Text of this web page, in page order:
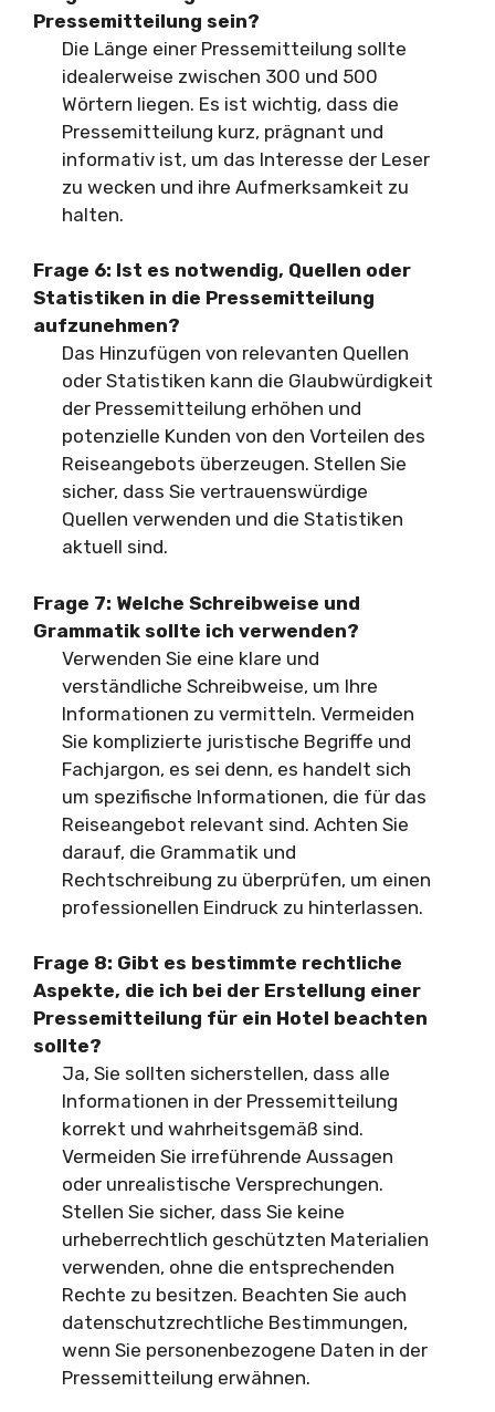
Pressemitteilung sein?
Die Länge einer Pressemitteilung sollte
idealerweise zwischen 300 und 500
Wörtern liegen. Es ist wichtig, dass die
Pressemitteilung kurz, prägnant und
informativ ist, um das Interesse der Leser
zu wecken und ihre Aufmerksamkeit zu
halten.
Frage 6: Ist es notwendig, Quellen oder
Statistiken in die Pressemitteilung
aufzunehmen?
Das Hinzufügen von relevanten Quellen
oder Statistiken kann die Glaubwürdigkeit
der Pressemitteilung erhöhen und
potenzielle Kunden von den Vorteilen des
Reiseangebots überzeugen. Stellen Sie
sicher, dass Sie vertrauenswürdige
Quellen verwenden und die Statistiken
aktuell sind.
Frage 7: Welche Schreibweise und
Grammatik sollte ich verwenden?
Verwenden Sie eine klare und
verständliche Schreibweise, um Ihre
Informationen zu vermitteln. Vermeiden
Sie komplizierte juristische Begriffe und
Fachjargon, es sei denn, es handelt sich
um spezifische Informationen, die für das
Reiseangebot relevant sind. Achten Sie
darauf, die Grammatik und
Rechtschreibung zu überprüfen, um einen
professionellen Eindruck zu hinterlassen.
Frage 8: Gibt es bestimmte rechtliche
Aspekte, die ich bei der Erstellung einer
Pressemitteilung für ein Hotel beachten
sollte?
Ja, Sie sollten sicherstellen, dass alle
Informationen in der Pressemitteilung
korrekt und wahrheitsgemäß sind.
Vermeiden Sie irreführende Aussagen
oder unrealistische Versprechungen.
Stellen Sie sicher, dass Sie keine
urheberrechtlich geschützten Materialien
verwenden, ohne die entsprechenden
Rechte zu besitzen. Beachten Sie auch
datenschutzrechtliche Bestimmungen,
wenn Sie personenbezogene Daten in der
Pressemitteilung erwähnen.